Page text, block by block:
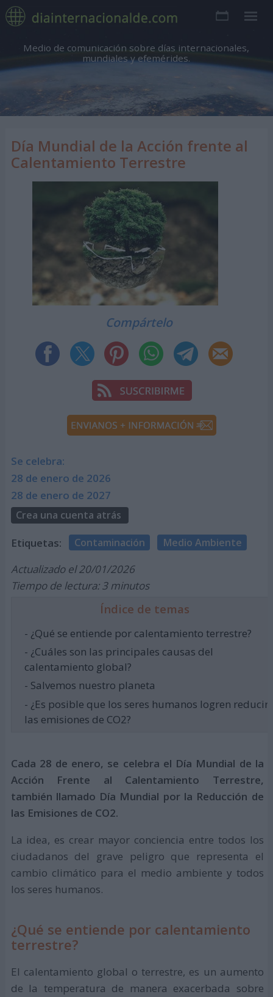
Medio de comunicación sobre días internacionales,
mundiales y efemérides.
Día Mundial de la Acción frente al
Calentamiento Terrestre
Compártelo
Se celebra:
28 de enero de 2026
28 de enero de 2027
Crea una cuenta atrás
Etiquetas: Contaminación Medio Ambiente
Actualizado el 20/01/2026
Tiempo de lectura: 3 minutos
Índice de temas
- ¿Qué se entiende por calentamiento terrestre?
- ¿Cuáles son las principales causas del
calentamiento global?
- Salvemos nuestro planeta
- ¿Es posible que los seres humanos logren reducir
las emisiones de CO2?
Cada 28 de enero, se celebra el Día Mundial de la
Acción Frente al Calentamiento Terrestre,
también llamado Día Mundial por la Reducción de
las Emisiones de CO2.
La idea, es crear mayor conciencia entre todos los
ciudadanos del grave peligro que representa el
cambio climático para el medio ambiente y todos
los seres humanos.
¿Qué se entiende por calentamiento
terrestre?
El calentamiento global o terrestre, es un aumento
de la temperatura de manera exacerbada sobre